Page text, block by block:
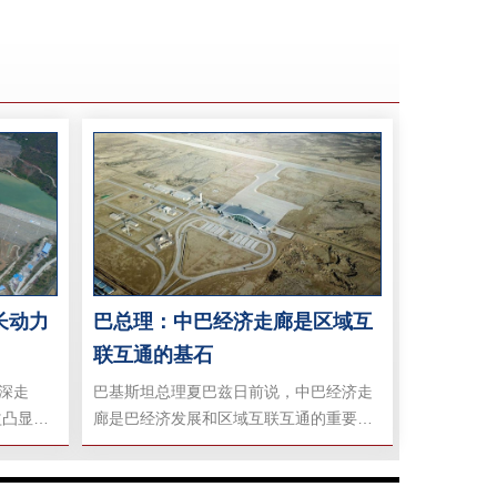
动力
走
显。
巴经
巴总理：中巴经济走廊是区域互
联互通的基石
巴基斯坦总理夏巴兹日前说，中巴经济走
廊是巴经济发展和区域互联互通的重要基
石。夏巴兹指出，中国援建的瓜达尔新国